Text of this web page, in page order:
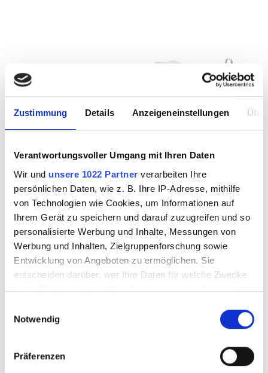
Zustimmung Details Anzeigeneinstellungen
Verantwortungsvoller Umgang mit Ihren Daten
Wir und unsere 1022 Partner verarbeiten Ihre
persönlichen Daten, wie z. B. Ihre IP-Adresse, mithilfe
von Technologien wie Cookies, um Informationen auf
Ihrem Gerät zu speichern und darauf zuzugreifen und so
personalisierte Werbung und Inhalte, Messungen von
Werbung und Inhalten, Zielgruppenforschung sowie
Entwicklung von Angeboten zu ermöglichen. Sie
entscheiden darüber, wer Ihre Daten für welche Zwecke
nutzt. Sie können Ihre Einwilligung jederzeit über die
Trigger Symbol ändern oder widerrufen
Informationen über Ihre geografische Lage
Notwendig
Präferenzen
0031001 0031002